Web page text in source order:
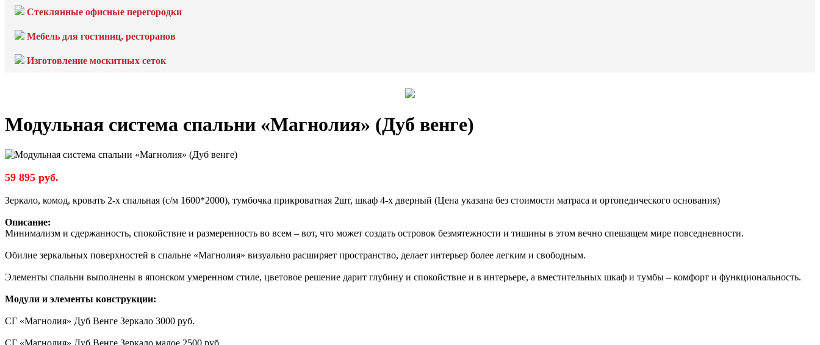
Стеклянные офисные перегородки
Мебель для гостиниц, ресторанов
Изготовление москитных сеток
Модульная система спальни «Магнолия» (Дуб венге)
59 895 руб.
Зеркало, комод, кровать 2-х спальная (с/м 1600*2000), тумбочка прикроватная 2шт, шкаф 4-х дверный (Цена указана без стоимости матраса и ортопедического основания)
Описание:
Минимализм и сдержанность, спокойствие и размеренность во всем – вот, что может создать островок безмятежности и тишины в этом вечно спешащем мире повседневности.
Обилие зеркальных поверхностей в спальне «Магнолия» визуально расширяет пространство, делает интерьер более легким и свободным.
Элементы спальни выполнены в японском умеренном стиле, цветовое решение дарит глубину и спокойствие и в интерьере, а вместительных шкаф и тумбы – комфорт и функциональность.
Модули и элементы конструкции:
СГ «Магнолия» Дуб Венге Зеркало 3000 руб.
СГ «Магнолия» Дуб Венге Зеркало малое 2500 руб.